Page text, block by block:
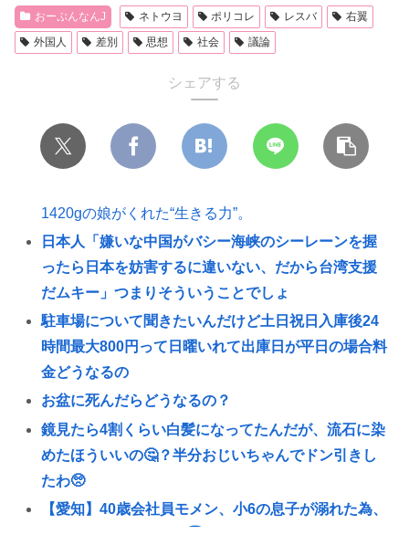
おーぷんなんJ ネトウヨ ポリコレ レスバ
右翼
外国人
差別 思想 社会 議論
シェアする
1420gの娘がくれた“生きる力”。
日本人「嫌いな中国がバシー海峡のシーレーンを握
ったら日本を妨害するに違いない、だから台湾支援
だムキー」つまりそういうことでしょ
駐車場について聞きたいんだけど土日祝日入庫後24
時間最大800円って日曜いれて出庫日が平日の場合料
金どうなるの
お盆に死んだらどうなるの？
鏡見たら4割くらい白髪になってたんだが、流石に染
めたほういいの🤔？半分おじいちゃんでドン引きし
たわ🥺
【愛知】40歳会社員モメン、小6の息子が溺れた為、